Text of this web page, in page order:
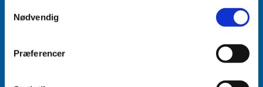
Nødvendig
Præferencer